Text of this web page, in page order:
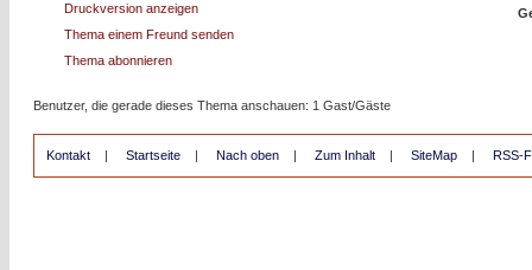
Druckversion anzeigen
Thema einem Freund senden
Thema abonnieren
Benutzer, die gerade dieses Thema anschauen: 1 Gast/Gäste
Kontakt | Startseite | Nach oben | Zum Inhalt | SiteMap | RSS-